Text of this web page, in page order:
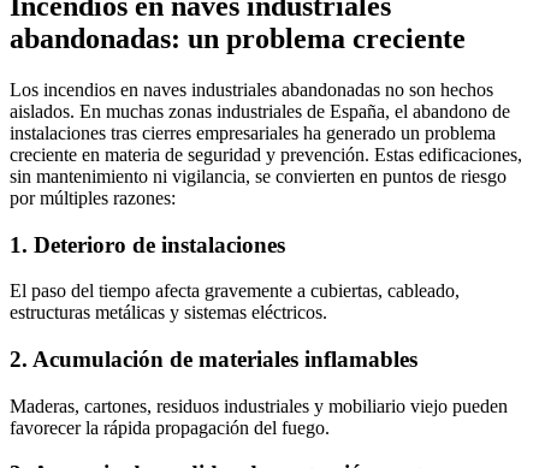
abandonadas: un problema creciente
Los incendios en naves industriales abandonadas no son hechos
aislados. En muchas zonas industriales de España, el abandono de
instalaciones tras cierres empresariales ha generado un problema
creciente en materia de seguridad y prevención. Estas edificaciones,
sin mantenimiento ni vigilancia, se convierten en puntos de riesgo
por múltiples razones:
1. Deterioro de instalaciones
El paso del tiempo afecta gravemente a cubiertas, cableado,
estructuras metálicas y sistemas eléctricos.
2. Acumulación de materiales inflamables
Maderas, cartones, residuos industriales y mobiliario viejo pueden
favorecer la rápida propagación del fuego.